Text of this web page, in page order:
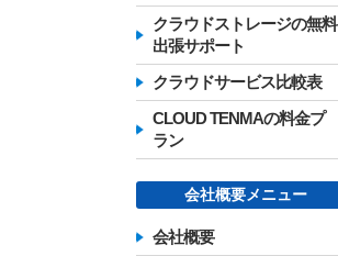
クラウドストレージの無料
出張サポート
クラウドサービス比較表
CLOUD TENMAの料金プ
ラン
会社概要メニュー
会社概要